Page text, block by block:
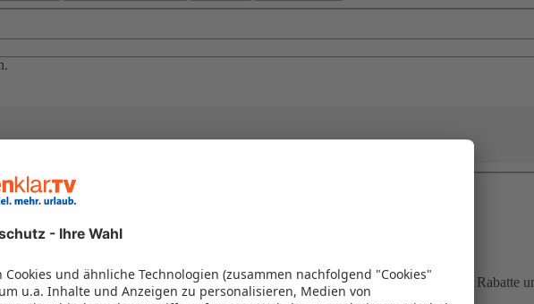
einem Paket kombiniert werden – das spart Zeit und Geld. Nutzen Sie attraktive Rabatte